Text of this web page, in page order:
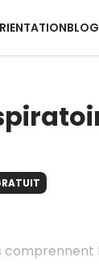
BLOG
comprennent